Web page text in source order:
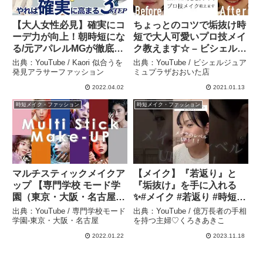
【大人女性必見】確実にコ
ーデ力が向上！朝時短にな
る/元アパレルMGが徹底解
説〝基本編〟 – Kaori 似合
うを発見アラサーファッシ
出典：YouTube / Kaori 似合うを
発見アラサーファッション
2022.04.02
ちょっとのコツで垢抜け時
短で大人可愛いプロ技メイ
ク教えます☆ – ビシェルジ
ュアミュプラザおおいた店
出典：YouTube / ビシェルジュア
ミュプラザおおいた店
2021.01.13
時短メイク・ファッション
マルチスティックメイクア
ップ 【専門学校 モード学
園（東京・大阪・名古屋）
未来創造展 卒業制作作
品】 – 専門学校モード学
園-東京・大阪・名古屋
出典：YouTube / 専門学校モード
学園-東京・大阪・名古屋
2022.01.22
時短メイク・ファッション
【メイク】『若返り』と
『垢抜け』を手に入れる
✨#メイク #若返り #時短 #
簡単 #ママ – 億万長者の手
相を持つ主婦♡くろきあき
出典：YouTube / 億万長者の手相
を持つ主婦♡くろきあきこ
2023.11.18